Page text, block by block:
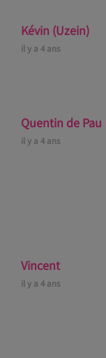
Kévin (Uzein)
il y a 4 ans
Quentin de Pau
il y a 4 ans
Vincent
il y a 4 ans